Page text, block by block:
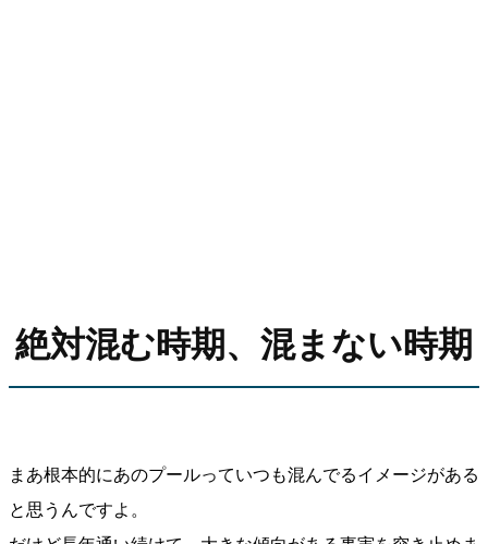
絶対混む時期、混まない時期
まあ根本的にあのプールっていつも混んでるイメージがある
と思うんですよ。